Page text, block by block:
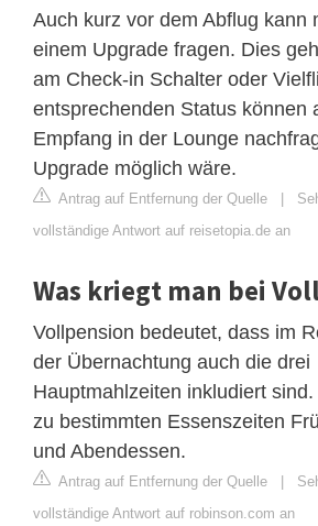
Auch kurz vor dem Abflug kann
einem Upgrade fragen. Dies
am Check-in Schalter oder
entsprechenden Status können
Empfang in der Lounge
Upgrade möglich wäre.
Antrag auf Entfernung der Quelle |
vollständige Antwort auf reisetopia.de an
Was kriegt man bei
Vollpension bedeutet, dass im
der Übernachtung auch die drei
Hauptmahlzeiten inkludiert
zu bestimmten Essenszeiten
und Abendessen.
Antrag auf Entfernung der Quelle |
vollständige Antwort auf robinson.com an